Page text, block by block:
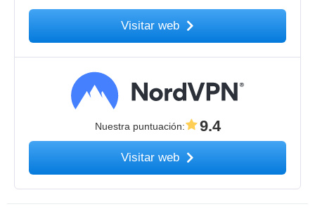
Visitar web
Nuestra puntuación: 9.4
Visitar web